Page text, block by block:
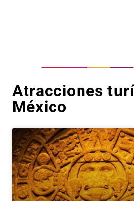
Atracciones
México